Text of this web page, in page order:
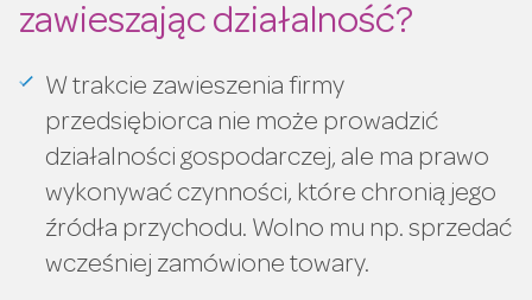
zawieszając działalność?
W trakcie zawieszenia firmy
przedsiębiorca nie może prowadzić
działalności gospodarczej, ale ma prawo
wykonywać czynności, które chronią jego
źródła przychodu. Wolno mu np. sprzedać
wcześniej zamówione towary.